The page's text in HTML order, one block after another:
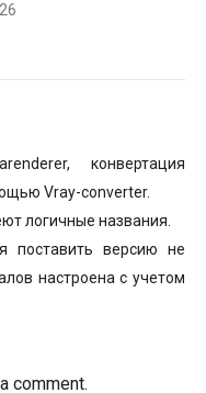
конвертация
Vray-converter.
логичные названия.
поставить версию не
настроена с учетом
comment.